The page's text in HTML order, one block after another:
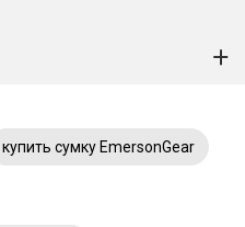
купить сумку EmersonGear